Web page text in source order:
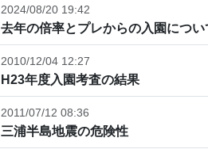
2024/08/20 19:42
去年の倍率とプレからの入園につい
2010/12/04 12:27
H23年度入園考査の結果
2011/07/12 08:36
三浦半島地震の危険性